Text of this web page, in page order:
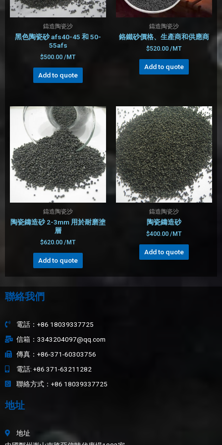
鑄造陶瓷沙
黑色陶瓷砂 afs40-45 和 50-
55afs
$500.00 /MT
Add to quote
鑄造陶瓷沙
鉻鐵砂價格、生產商和供應商
$520.00 /MT
Add to quote
鑄造陶瓷沙
陶瓷鑄造砂 2-3mm 用於耐磨塗
層
$620.00 /MT
Add to quote
鑄造陶瓷沙
陶瓷鑄造砂
$400.00 /MT
Add to quote
聯絡我們
電話：+86 18039337725
信箱：3343204097@qq.com
傳真：+86-371-60303756
電話: +86 371-63211282
聯絡方式：+86 18039337725
地址
地址